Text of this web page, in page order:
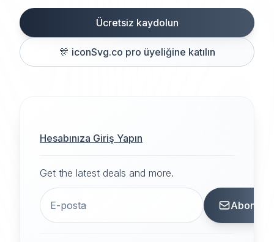
Ücretsiz kaydolun
🎊 iconSvg.co pro üyeliğine katılın
Hesabınıza Giriş Yapın
Get the latest deals and more.
Abone